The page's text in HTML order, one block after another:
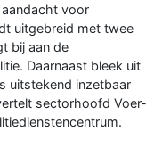
voor
uitgebreid met twee
bij aan de
Daarnaast bleek uit
uitstekend inzetbaar
sectorhoofd Voer-